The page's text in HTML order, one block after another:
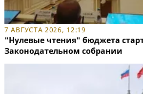
7 АВГУСТА 2026, 12:19
"Нулевые чтения" бюджета
Законодательном собрании